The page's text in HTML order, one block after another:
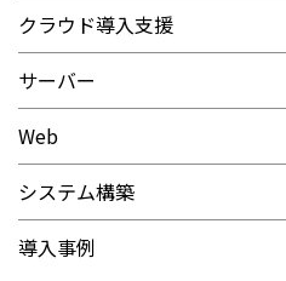
クラウド導入支援
サーバー
Web
システム構築
導入事例